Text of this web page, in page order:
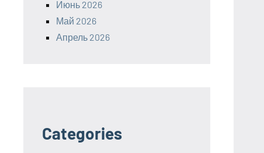
Июнь 2026
Май 2026
Апрель 2026
Categories